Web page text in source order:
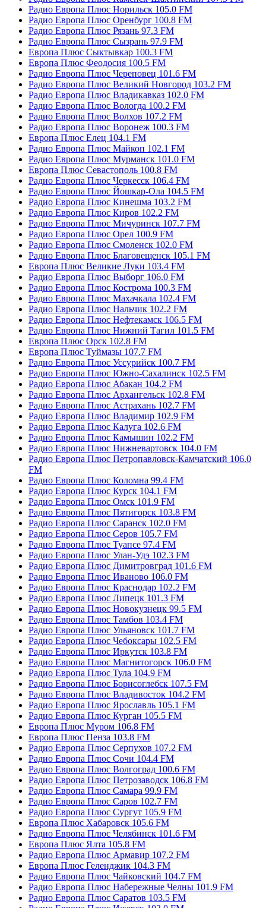
Радио Европа Плюс Норильск 105.0 FM
Радио Европа Плюс Оренбург 100.8 FM
Радио Европа Плюс Рязань 97.3 FM
Радио Европа Плюс Сызрань 97.9 FM
Европа Плюс Сыктывкар 100.3 FM
Европа Плюс Феодосия 100.5 FM
Радио Европа Плюс Череповец 101.6 FM
Радио Европа Плюс Великий Новгород 103.2 FM
Радио Европа Плюс Владикавказ 102.0 FM
Радио Европа Плюс Вологда 100.2 FM
Радио Европа Плюс Волхов 107.2 FM
Радио Европа Плюс Воронеж 100.3 FM
Европа Плюс Елец 104.1 FM
Радио Европа Плюс Майкоп 102.1 FM
Радио Европа Плюс Мурманск 101.0 FM
Европа Плюс Севастополь 100.8 FM
Радио Европа Плюс Черкесск 106.4 FM
Радио Европа Плюс Йошкар-Ола 104.5 FM
Радио Европа Плюс Кинешма 103.2 FM
Радио Европа Плюс Киров 102.2 FM
Радио Европа Плюс Мичуринск 107.7 FM
Радио Европа Плюс Орел 100.9 FM
Радио Европа Плюс Смоленск 102.0 FM
Радио Европа Плюс Благовещенск 105.1 FM
Европа Плюс Великие Луки 103.4 FM
Радио Европа Плюс Выборг 106.0 FM
Радио Европа Плюс Кострома 100.3 FM
Радио Европа Плюс Махачкала 102.4 FM
Радио Европа Плюс Нальчик 102.2 FM
Радио Европа Плюс Нефтекамск 106.5 FM
Радио Европа Плюс Нижний Тагил 101.5 FM
Европа Плюс Орск 102.8 FM
Европа Плюс Туймазы 107.7 FM
Радио Европа Плюс Уссурийск 100.7 FM
Радио Европа Плюс Южно-Сахалинск 102.5 FM
Радио Европа Плюс Абакан 104.2 FM
Радио Европа Плюс Архангельск 102.8 FM
Радио Европа Плюс Астрахань 102.7 FM
Радио Европа Плюс Владимир 102.9 FM
Радио Европа Плюс Калуга 102.6 FM
Радио Европа Плюс Камышин 102.2 FM
Радио Европа Плюс Нижневартовск 104.0 FM
Радио Европа Плюс Петропавловск-Камчатский 106.0
FM
Радио Европа Плюс Коломна 99.4 FM
Радио Европа Плюс Курск 104.1 FM
Радио Европа Плюс Омск 101.9 FM
Радио Европа Плюс Пятигорск 103.8 FM
Радио Европа Плюс Саранск 102.0 FM
Радио Европа Плюс Серов 105.7 FM
Радио Европа Плюс Туапсе 97.4 FM
Радио Европа Плюс Улан-Удэ 102.3 FM
Радио Европа Плюс Димитровград 101.6 FM
Радио Европа Плюс Иваново 106.0 FM
Радио Европа Плюс Краснодар 102.2 FM
Радио Европа Плюс Липецк 101.3 FM
Радио Европа Плюс Новокузнецк 99.5 FM
Радио Европа Плюс Тамбов 103.4 FM
Радио Европа Плюс Ульяновск 101.7 FM
Радио Европа Плюс Чебоксары 102.5 FM
Радио Европа Плюс Иркутск 103.8 FM
Радио Европа Плюс Магнитогорск 106.0 FM
Радио Европа Плюс Тула 104.9 FM
Радио Европа Плюс Борисоглебск 107.5 FM
Радио Европа Плюс Владивосток 104.2 FM
Радио Европа Плюс Ярославль 105.1 FM
Радио Европа Плюс Курган 105.5 FM
Европа Плюс Муром 106.8 FM
Европа Плюс Пенза 103.8 FM
Радио Европа Плюс Серпухов 107.2 FM
Радио Европа Плюс Сочи 104.4 FM
Радио Европа Плюс Волгоград 100.6 FM
Радио Европа Плюс Петрозаводск 106.8 FM
Радио Европа Плюс Самара 99.9 FM
Радио Европа Плюс Саров 102.7 FM
Радио Европа Плюс Сургут 105.9 FM
Европа Плюс Хабаровск 105.6 FM
Радио Европа Плюс Челябинск 101.6 FM
Европа Плюс Ялта 105.8 FM
Радио Европа Плюс Армавир 107.2 FM
Европа Плюс Геленджик 104.3 FM
Радио Европа Плюс Чайковский 104.7 FM
Радио Европа Плюс Набережные Челны 101.9 FM
Радио Европа Плюс Саратов 103.5 FM